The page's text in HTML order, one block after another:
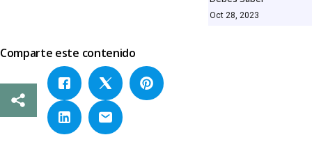
Comparte este contenido
Oct 28, 2023